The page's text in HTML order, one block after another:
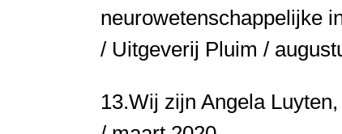
neurowetenschappelijke
/ Uitgeverij Pluim /
13.Wij zijn Angela